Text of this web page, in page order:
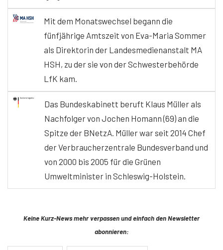
Mit dem Monatswechsel begann die
fünfjährige Amtszeit von Eva-Maria Sommer
als Direktorin der Landesmedienanstalt MA
HSH, zu der sie von der Schwesterbehörde
LfK kam.
Das Bundeskabinett beruft Klaus Müller als
Nachfolger von Jochen Homann (69) an die
Spitze der BNetzA. Müller war seit 2014 Chef
der Verbraucherzentrale Bundesverband und
von 2000 bis 2005 für die Grünen
Umweltminister in Schleswig-Holstein.
Keine Kurz-News mehr verpassen und einfach den Newsletter
abonnieren: